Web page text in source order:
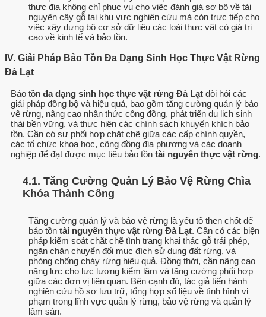
thực địa không chỉ phục vụ cho việc đánh giá sơ bộ về tài
nguyên cây gỗ tại khu vực nghiên cứu mà còn trực tiếp cho
việc xây dựng bộ cơ sở dữ liệu các loài thực vật có giá trị
cao về kinh tế và bảo tồn.
IV. Giải Pháp Bảo Tồn Đa Dạng Sinh Học Thực Vật Rừng
Đà Lạt
Bảo tồn đa dạng sinh học thực vật rừng Đà Lạt đòi hỏi các
giải pháp đồng bộ và hiệu quả, bao gồm tăng cường quản lý bảo
vệ rừng, nâng cao nhận thức cộng đồng, phát triển du lịch sinh
thái bền vững, và thực hiện các chính sách khuyến khích bảo
tồn. Cần có sự phối hợp chặt chẽ giữa các cấp chính quyền,
các tổ chức khoa học, cộng đồng địa phương và các doanh
nghiệp để đạt được mục tiêu bảo tồn tài nguyên thực vật rừng.
4.1. Tăng Cường Quản Lý Bảo Vệ Rừng Chìa
Khóa Thành Công
Tăng cường quản lý và bảo vệ rừng là yếu tố then chốt để
bảo tồn tài nguyên thực vật rừng Đà Lạt. Cần có các biện
pháp kiểm soát chặt chẽ tình trạng khai thác gỗ trái phép,
ngăn chặn chuyển đổi mục đích sử dụng đất rừng, và
phòng chống cháy rừng hiệu quả. Đồng thời, cần nâng cao
năng lực cho lực lượng kiểm lâm và tăng cường phối hợp
giữa các đơn vị liên quan. Bên cạnh đó, tác giả tiến hành
nghiên cứu hồ sơ lưu trữ, tổng hợp số liệu về tình hình vi
phạm trong lĩnh vực quản lý rừng, bảo vệ rừng và quản lý
lâm sản.